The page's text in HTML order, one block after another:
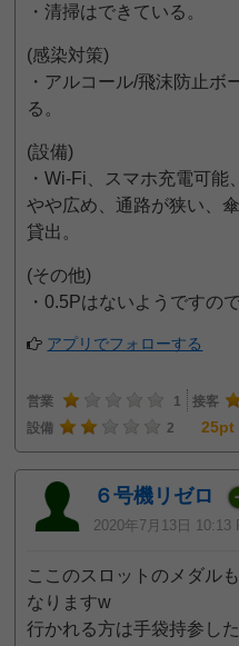
・清掃はできている。
(感染対策)
・アルコール/飛沫防止ボ
る。
(設備)
・Wi-Fi、スマホ充電可能
やや広め、通路が狭い、
貸出。
(その他)
・0.5Pはないようですの
アプリでフォローする
営業 1 接客
設備
2 25pt
６号機リゼロ
2020年7月13日 10:13
ここのスロットのメダル
なりますw
行かれる方は手袋持参し